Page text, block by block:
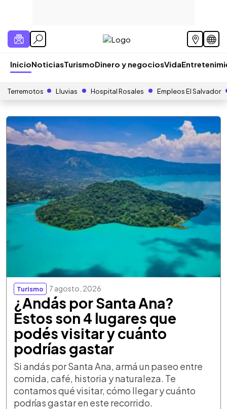
InicioNoticiasTurismoDinero y negociosVida
Terremotos Lluvias Hospital Rosales Empleos El Salvador
Turismo 7 agosto, 2026
¿Andás por Santa Ana?
Estos son 4 lugares que
podés visitar y cuánto
podrías gastar
Si andás por Santa Ana, armá un paseo entre
comida, café, historia y naturaleza. Te
contamos qué visitar, cómo llegar y cuánto
podrías gastar en este recorrido.